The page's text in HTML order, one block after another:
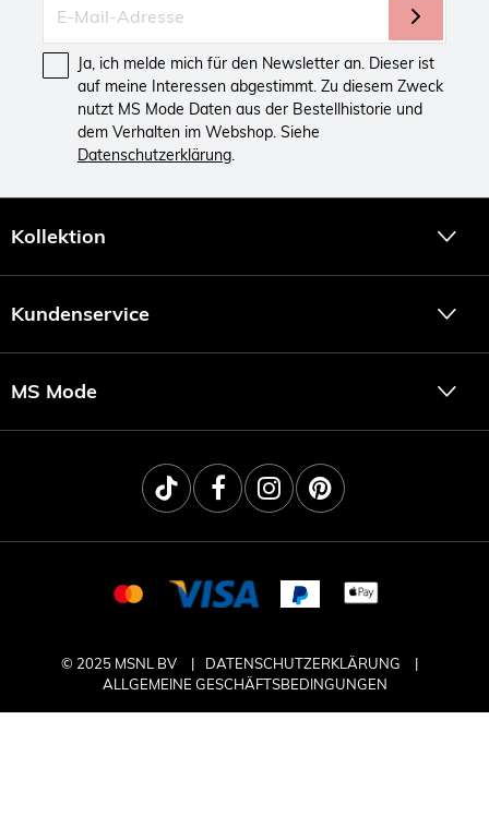
Ja, ich melde mich für den Newsletter an. Dieser ist
auf meine Interessen abgestimmt. Zu diesem Zweck
nutzt MS Mode Daten aus der Bestellhistorie und
dem Verhalten im Webshop. Siehe
Datenschutzerklärung.
Kollektion
Kundenservice
MS Mode
© 2025 MSNL BV
DATENSCHUTZERKLÄRUNG
ALLGEMEINE GESCHÄFTSBEDINGUNGEN